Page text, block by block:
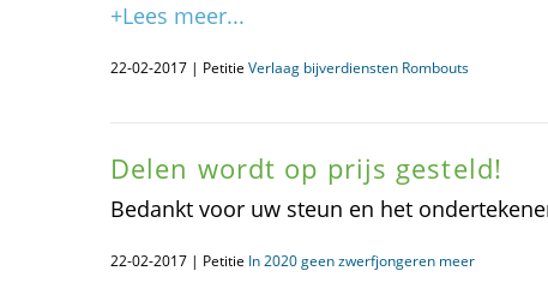
+Lees meer...
22-02-2017 | Petitie Verlaag bijverdiensten Rombouts
Delen wordt op prijs gesteld!
Bedankt voor uw steun en het
22-02-2017 | Petitie In 2020 geen zwerfjongeren meer